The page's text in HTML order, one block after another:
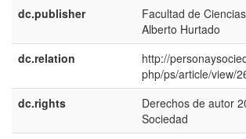
dc.publisher
Facultad de
Alberto Hurtado
dc.relation
http://
php/ps/article/view/
dc.rights
Derechos de autor
Sociedad